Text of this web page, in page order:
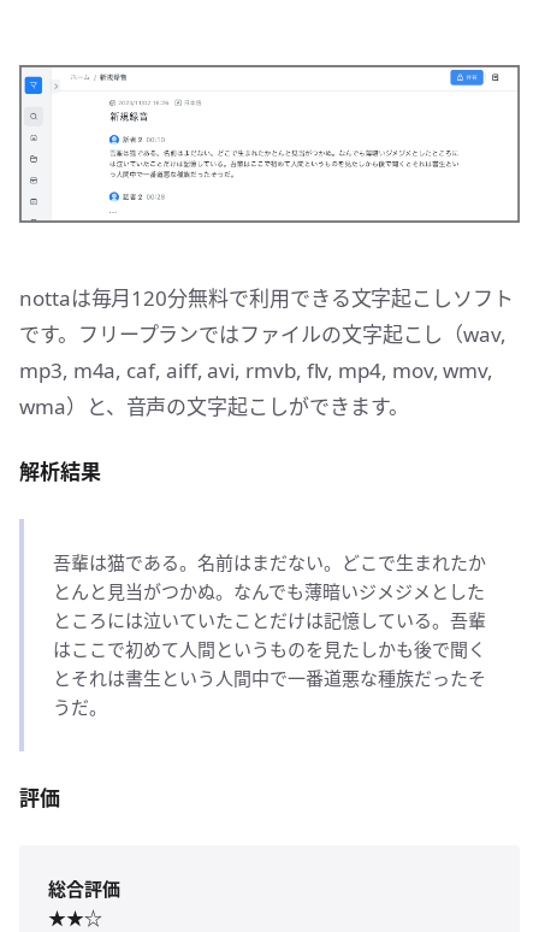
nottaは毎月120分無料で利用できる文字起こしソフト
です。フリープランではファイルの文字起こし（wav,
mp3, m4a, caf, aiff, avi, rmvb, flv, mp4, mov, wmv,
wma）と、音声の文字起こしができます。
解析結果
吾輩は猫である。名前はまだない。どこで生まれたか
とんと見当がつかぬ。なんでも薄暗いジメジメとした
ところには泣いていたことだけは記憶している。吾輩
はここで初めて人間というものを見たしかも後で聞く
とそれは書生という人間中で一番道悪な種族だったそ
うだ。
評価
総合評価
★★☆